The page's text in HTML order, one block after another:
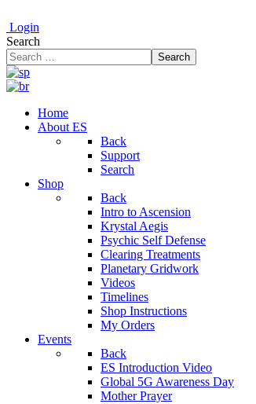
Login
Search
Search
Home
About ES
Back
Support
Search
Shop
Back
Intro to Ascension
Krystal Aegis
Psychic Self Defense
Clearing Treatments
Planetary Gridwork
Videos
Timelines
Shop Instructions
My Orders
Events
Back
ES Introduction Video
Global 5G Awareness Day
Mother Prayer